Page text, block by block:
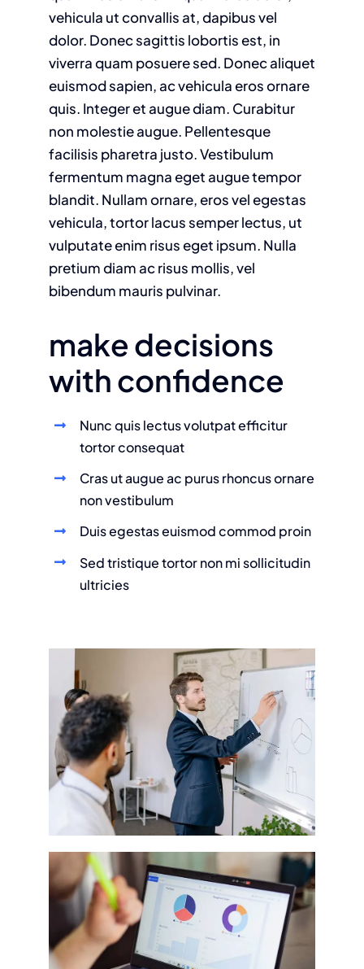
vehicula ut convallis at, dapibus vel
dolor. Donec sagittis lobortis est, in
viverra quam posuere sed. Donec aliquet
euismod sapien, ac vehicula eros ornare
quis. Integer et augue diam. Curabitur
non molestie augue. Pellentesque
facilisis pharetra justo. Vestibulum
fermentum magna eget augue tempor
blandit. Nullam ornare, eros vel egestas
vehicula, tortor lacus semper lectus, ut
vulputate enim risus eget ipsum. Nulla
pretium diam ac risus mollis, vel
bibendum mauris pulvinar.
make decisions
with confidence
Nunc quis lectus volutpat efficitur
tortor consequat
Cras ut augue ac purus rhoncus ornare
non vestibulum
Duis egestas euismod commod proin
Sed tristique tortor non mi sollicitudin
ultricies